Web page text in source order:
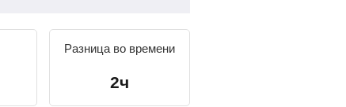
Разница во времени
2ч